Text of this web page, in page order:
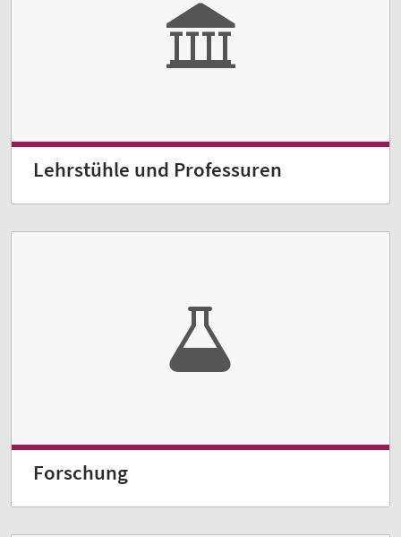
Lehrstühle und Professuren
Forschung